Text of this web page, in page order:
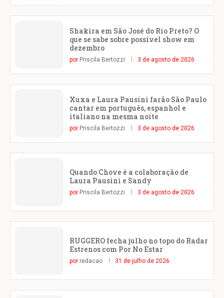
Shakira em São José do Rio Preto? O
que se sabe sobre possível show em
dezembro
por Priscila Bertozzi 3 de agosto de 2026
Xuxa e Laura Pausini farão São Paulo
cantar em português, espanhol e
italiano na mesma noite
por Priscila Bertozzi 3 de agosto de 2026
Quando Chove é a colaboração de
Laura Pausini e Sandy
por Priscila Bertozzi 3 de agosto de 2026
RUGGERO fecha julho no topo do Radar
Estrenos com Por No Estar
por redacao 31 de julho de 2026